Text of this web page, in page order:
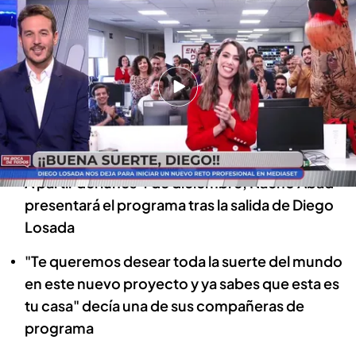
En boca de todos
01 DIC 2023 - 15:29h.
Diego Losada finaliza su etapa como
presentador de 'En boca de todos' para asumir
otro proyecto profesional en Mediaset España
A partir del lunes 4 de diciembre, Nacho Abad
presentará el programa tras la salida de Diego
Losada
"Te queremos desear toda la suerte del mundo
en este nuevo proyecto y ya sabes que esta es
tu casa" decía una de sus compañeras de
programa